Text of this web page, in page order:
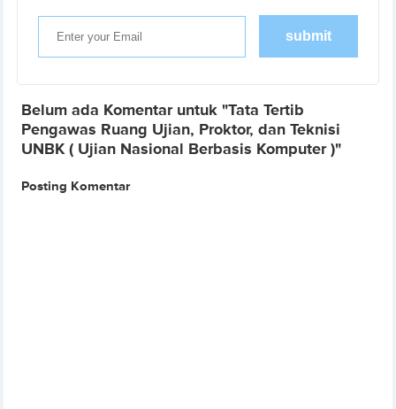
Belum ada Komentar untuk "Tata Tertib
Pengawas Ruang Ujian, Proktor, dan Teknisi
UNBK ( Ujian Nasional Berbasis Komputer )"
Posting Komentar